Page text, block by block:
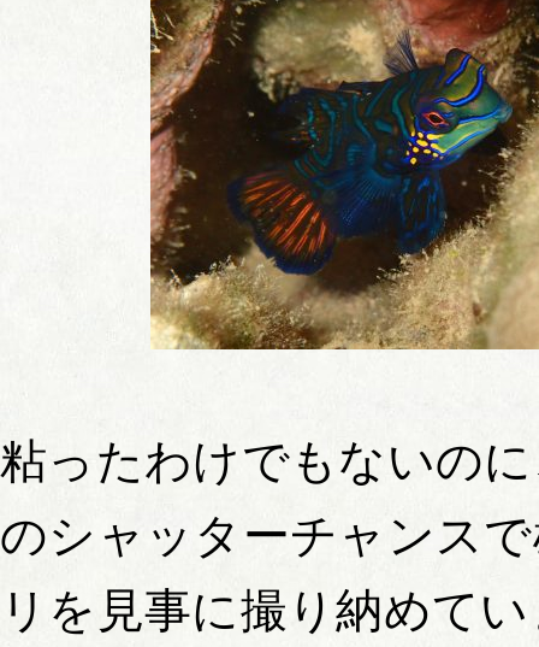
粘ったわけでもないの
のシャッターチャンス
リを見事に撮り納めて